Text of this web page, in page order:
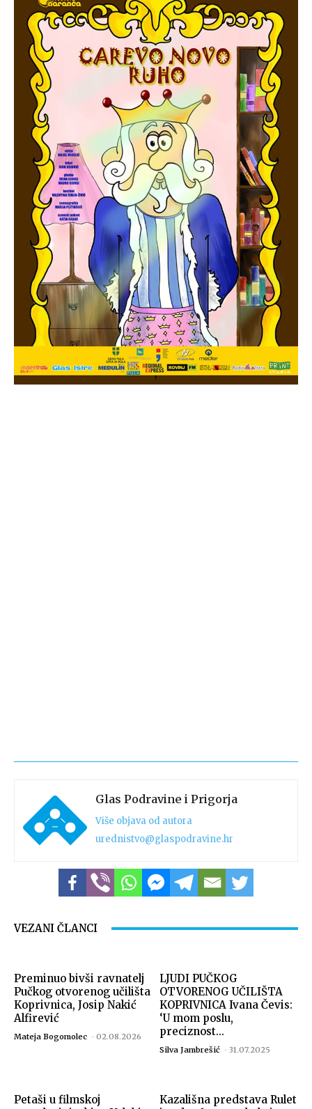
Glas Podravine i Prigorja
Više objava od autora
urednistvo@glaspodravine.hr
VEZANI ČLANCI
Preminuo bivši ravnatelj
Pučkog otvorenog učilišta
Koprivnica, Josip Nakić
Alfirević
Mateja Bogomolec - 02.08.2026
LJUDI PUČKOG
OTVORENOG UČILIŠTA
KOPRIVNICA Ivana Čevis:
‘U mom poslu,
preciznost...
Silva Jambrešić - 31.07.2025
Petaši u filmskoj
Kazališna predstava Rulet